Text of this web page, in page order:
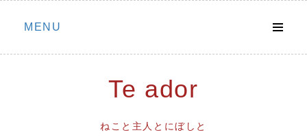
Skip
MENU
Te ador
ねこと主人とにぼしと